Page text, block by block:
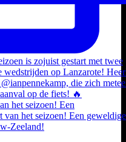
het seizoen! Een